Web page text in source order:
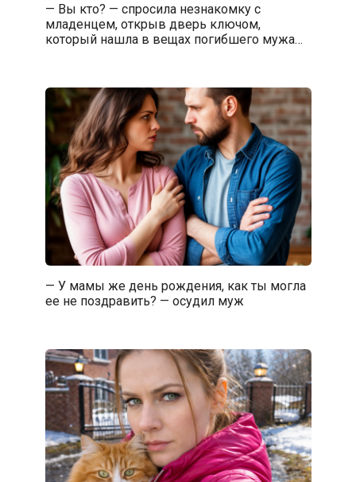
— Вы кто? — спросила незнакомку с
младенцем, открыв дверь ключом,
который нашла в вещах погибшего мужа…
— У мамы же день рождения, как ты могла
ее не поздравить? — осудил муж